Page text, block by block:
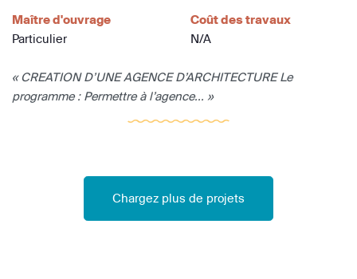
Maître d'ouvrage
Particulier
Coût des travaux
N/A
« CREATION D’UNE AGENCE D’ARCHITECTURE Le
programme : Permettre à l’agence... »
Chargez plus de projets